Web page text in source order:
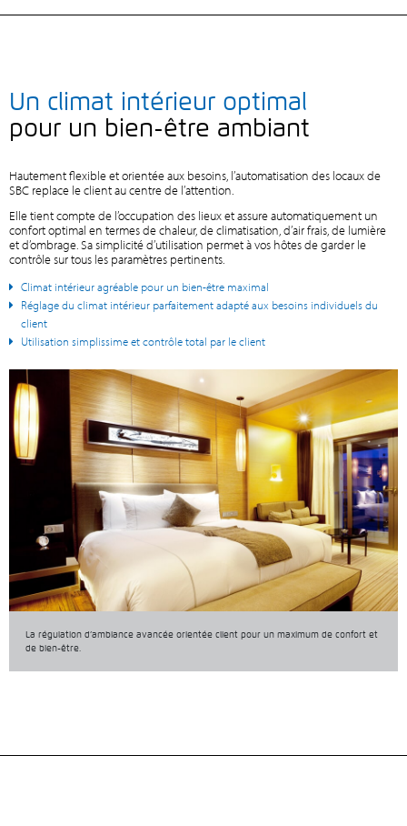
Un climat intérieur optimal
pour un bien-être ambiant
Hautement flexible et orientée aux besoins, l’automatisation des locaux de
SBC replace le client au centre de l’attention.
Elle tient compte de l’occupation des lieux et assure automatiquement un
confort optimal en termes de chaleur, de climatisation, d’air frais, de lumière
et d’ombrage. Sa simplicité d’utilisation permet à vos hôtes de garder le
contrôle sur tous les paramètres pertinents.
Climat intérieur agréable pour un bien-être maximal
Réglage du climat intérieur parfaitement adapté aux besoins individuels du
client
Utilisation simplissime et contrôle total par le client
La régulation d’ambiance avancée orientée client pour un maximum de confort et
de bien-être.